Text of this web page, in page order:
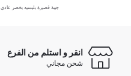
جيبة قصيرة بليسيه بخصر عادي
انقر و استلم من الفرع
شحن مجاني